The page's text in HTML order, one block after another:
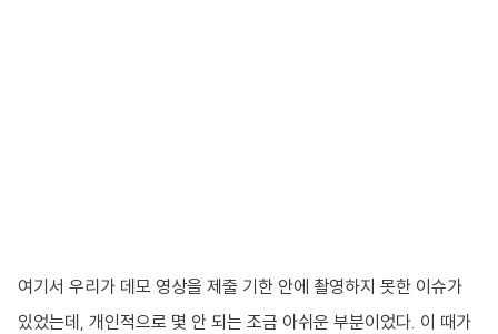
여기서 우리가 데모 영상을 제출 기한 안에 촬영하지 못한 이슈가
있었는데, 개인적으로 몇 안 되는 조금 아쉬운 부분이었다. 이 때가